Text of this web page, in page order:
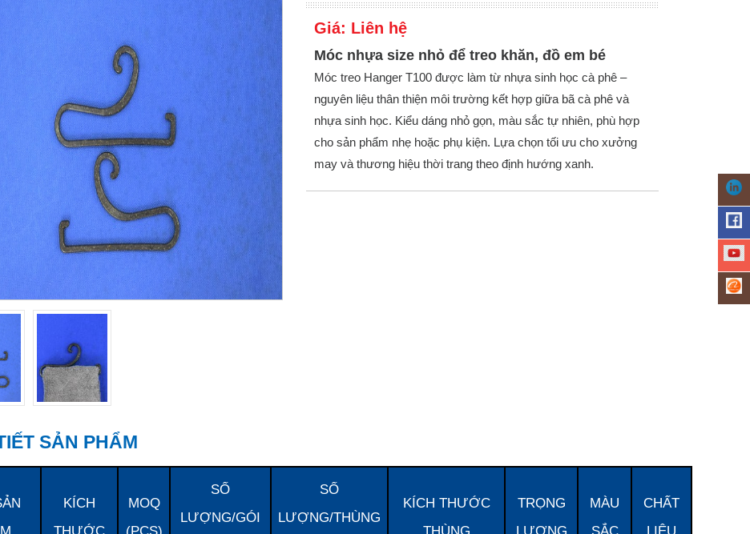
Giá: Liên hệ
Móc nhựa size nhỏ để treo khăn, đồ em bé
Móc treo Hanger T100 được làm từ nhựa sinh học cà phê –
nguyên liệu thân thiện môi trường kết hợp giữa bã cà phê và
nhựa sinh học. Kiểu dáng nhỏ gọn, màu sắc tự nhiên, phù hợp
cho sản phẩm nhẹ hoặc phụ kiện. Lựa chọn tối ưu cho xưởng
may và thương hiệu thời trang theo định hướng xanh.
SẢN PHẨM
KÍCH
MOQ
SỐ
LƯỢNG/GÓI
SỐ
LƯỢNG/THÙNG
KÍCH THƯỚC
TRỌNG
MÀU
CHẤT